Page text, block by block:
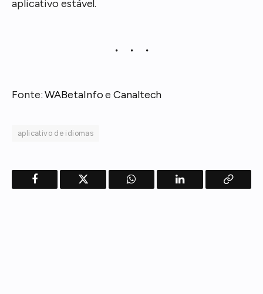
aplicativo estável.
Fonte:WABetaInfoeCanaltech
aplicativo de idiomas
Facebook Twitter WhatsApp LinkedIn
Copy